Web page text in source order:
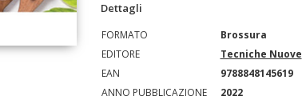
Dettagli
FORMATO
Brossura
EDITORE
Tecniche Nuove
EAN
9788848145619
ANNO PUBBLICAZIONE
2022